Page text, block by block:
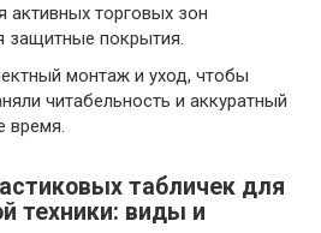
активных торговых зон
защитные покрытия.
монтаж и уход, чтобы
читабельность и аккуратный
время.
табличек для
техники: виды и